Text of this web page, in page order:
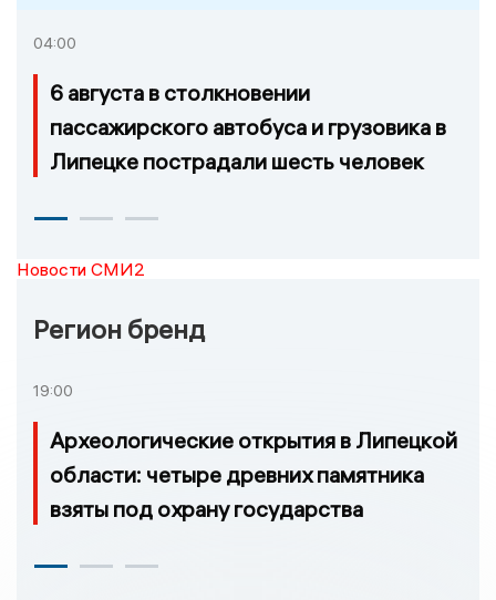
04:00
6 августа в столкновении
пассажирского автобуса и грузовика в
Липецке пострадали шесть человек
Новости СМИ2
Регион бренд
19:00
Археологические открытия в Липецкой
области: четыре древних памятника
взяты под охрану государства